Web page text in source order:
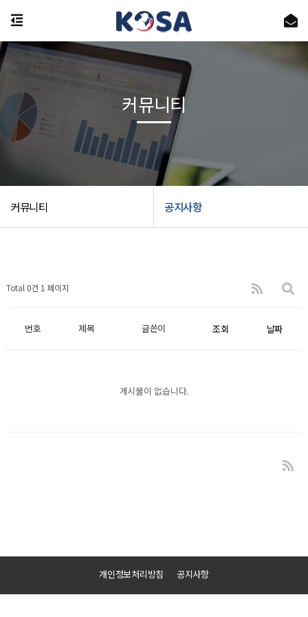
커뮤니티 공지사항
커뮤니티
Total 0건 1 페이지
번호 제목 글쓴이 조회 날짜
게시물이 없습니다.
개인정보처리방침 공지사항